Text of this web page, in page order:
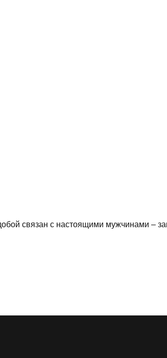
связан с настоящими мужчинами –